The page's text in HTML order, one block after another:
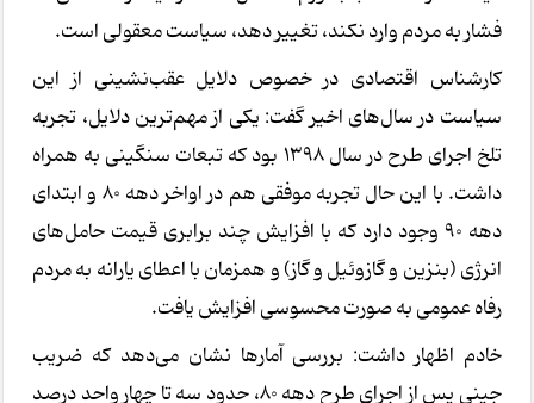
فشار به مردم وارد نکند، تغییر دهد، سیاست معقولی است.
کارشناس اقتصادی در خصوص دلایل عقب‌نشینی از این
سیاست در سال‌های اخیر گفت: یکی از مهم‌ترین دلایل، تجربه
تلخ اجرای طرح در سال ۱۳۹۸ بود که تبعات سنگینی به همراه
داشت. با این حال تجربه موفقی هم در اواخر دهه ۸۰ و ابتدای
دهه ۹۰ وجود دارد که با افزایش چند برابری قیمت حامل‌های
انرژی (بنزین و گازوئیل و گاز) و همزمان با اعطای یارانه به مردم
رفاه عمومی به صورت محسوسی افزایش یافت.
خادم اظهار داشت: بررسی آمارها نشان می‌دهد که ضریب
جینی پس از اجرای طرح دهه ۸۰، حدود سه تا چهار واحد درصد